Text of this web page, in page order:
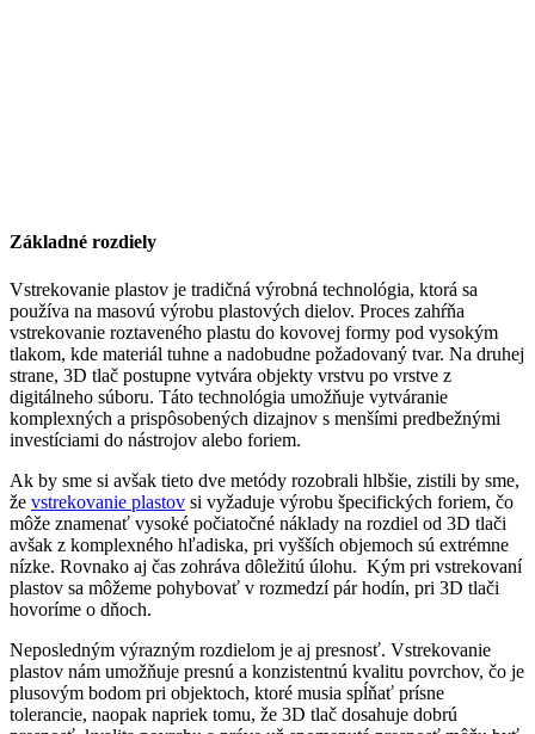
Základné rozdiely
Vstrekovanie plastov je tradičná výrobná technológia, ktorá sa
používa na masovú výrobu plastových dielov. Proces zahŕňa
vstrekovanie roztaveného plastu do kovovej formy pod vysokým
tlakom, kde materiál tuhne a nadobudne požadovaný tvar. Na druhej
strane, 3D tlač postupne vytvára objekty vrstvu po vrstve z
digitálneho súboru. Táto technológia umožňuje vytváranie
komplexných a prispôsobených dizajnov s menšími predbežnými
investíciami do nástrojov alebo foriem.
Ak by sme si avšak tieto dve metódy rozobrali hlbšie, zistili by sme,
že vstrekovanie plastov si vyžaduje výrobu špecifických foriem, čo
môže znamenať vysoké počiatočné náklady na rozdiel od 3D tlači
avšak z komplexného hľadiska, pri vyšších objemoch sú extrémne
nízke. Rovnako aj čas zohráva dôležitú úlohu. Kým pri vstrekovaní
plastov sa môžeme pohybovať v rozmedzí pár hodín, pri 3D tlači
hovoríme o dňoch.
Neposledným výrazným rozdielom je aj presnosť. Vstrekovanie
plastov nám umožňuje presnú a konzistentnú kvalitu povrchov, čo je
plusovým bodom pri objektoch, ktoré musia spĺňať prísne
tolerancie, naopak napriek tomu, že 3D tlač dosahuje dobrú